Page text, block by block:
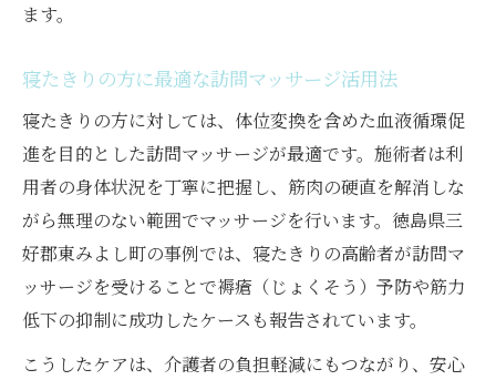
ます。
寝たきりの方に最適な訪問マッサージ活用法
寝たきりの方に対しては、体位変換を含めた血液循環促
進を目的とした訪問マッサージが最適です。施術者は利
用者の身体状況を丁寧に把握し、筋肉の硬直を解消しな
がら無理のない範囲でマッサージを行います。徳島県三
好郡東みよし町の事例では、寝たきりの高齢者が訪問マ
ッサージを受けることで褥瘡（じょくそう）予防や筋力
低下の抑制に成功したケースも報告されています。
こうしたケアは、介護者の負担軽減にもつながり、安心